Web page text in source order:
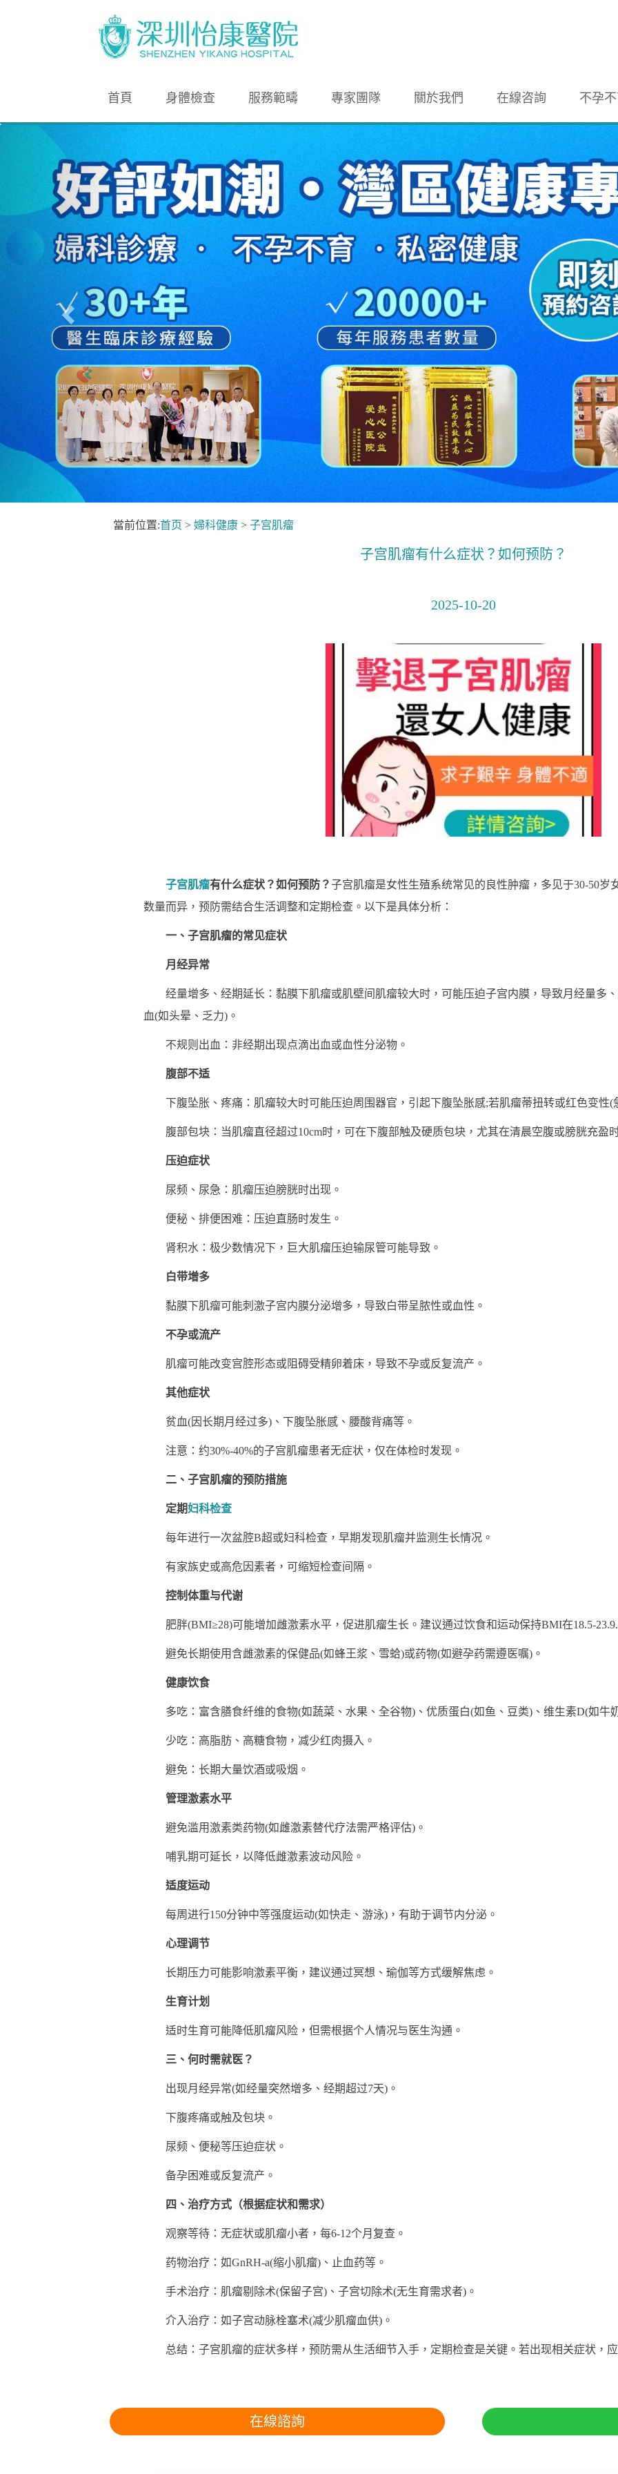
首頁 身體檢查 服務範疇 專家團隊 關於我們 在線咨詢 不孕
當前位置:首页 > 婦科健康 > 子宫肌瘤
子宫肌瘤有什么症状？如何预防？
2025-10-20
子宫肌瘤有什么症状？如何预防？子宫肌瘤是女性生殖系统常见的良性肿瘤，多见于30-50岁
数量而异，预防需结合生活调整和定期检查。以下是具体分析：
一、子宫肌瘤的常见症状
月经异常
经量增多、经期延长：黏膜下肌瘤或肌壁间肌瘤较大时，可能压迫子宫内膜，导致月经量多
血(如头晕、乏力)。
不规则出血：非经期出现点滴出血或血性分泌物。
腹部不适
下腹坠胀、疼痛：肌瘤较大时可能压迫周围器官，引起下腹坠胀感;若肌瘤蒂扭转或红色变性(
腹部包块：当肌瘤直径超过10cm时，可在下腹部触及硬质包块，尤其在清晨空腹或膀胱充盈
压迫症状
尿频、尿急：肌瘤压迫膀胱时出现。
便秘、排便困难：压迫直肠时发生。
肾积水：极少数情况下，巨大肌瘤压迫输尿管可能导致。
白带增多
黏膜下肌瘤可能刺激子宫内膜分泌增多，导致白带呈脓性或血性。
不孕或流产
肌瘤可能改变宫腔形态或阻碍受精卵着床，导致不孕或反复流产。
其他症状
贫血(因长期月经过多)、下腹坠胀感、腰酸背痛等。
注意：约30%-40%的子宫肌瘤患者无症状，仅在体检时发现。
二、子宫肌瘤的预防措施
定期妇科检查
每年进行一次盆腔B超或妇科检查，早期发现肌瘤并监测生长情况。
有家族史或高危因素者，可缩短检查间隔。
控制体重与代谢
肥胖(BMI≥28)可能增加雌激素水平，促进肌瘤生长。建议通过饮食和运动保持BMI在18.5-23.9.
避免长期使用含雌激素的保健品(如蜂王浆、雪蛤)或药物(如避孕药需遵医嘱)。
健康饮食
多吃：富含膳食纤维的食物(如蔬菜、水果、全谷物)、优质蛋白(如鱼、豆类)、维生素D(如牛
少吃：高脂肪、高糖食物，减少红肉摄入。
避免：长期大量饮酒或吸烟。
管理激素水平
避免滥用激素类药物(如雌激素替代疗法需严格评估)。
哺乳期可延长，以降低雌激素波动风险。
适度运动
每周进行150分钟中等强度运动(如快走、游泳)，有助于调节内分泌。
心理调节
长期压力可能影响激素平衡，建议通过冥想、瑜伽等方式缓解焦虑。
生育计划
适时生育可能降低肌瘤风险，但需根据个人情况与医生沟通。
三、何时需就医？
出现月经异常(如经量突然增多、经期超过7天)。
下腹疼痛或触及包块。
尿频、便秘等压迫症状。
备孕困难或反复流产。
四、治疗方式（根据症状和需求）
观察等待：无症状或肌瘤小者，每6-12个月复查。
药物治疗：如GnRH-a(缩小肌瘤)、止血药等。
手术治疗：肌瘤剔除术(保留子宫)、子宫切除术(无生育需求者)。
介入治疗：如子宫动脉栓塞术(减少肌瘤血供)。
总结：子宫肌瘤的症状多样，预防需从生活细节入手，定期检查是关键。若出现相关症状，应
在線諮詢